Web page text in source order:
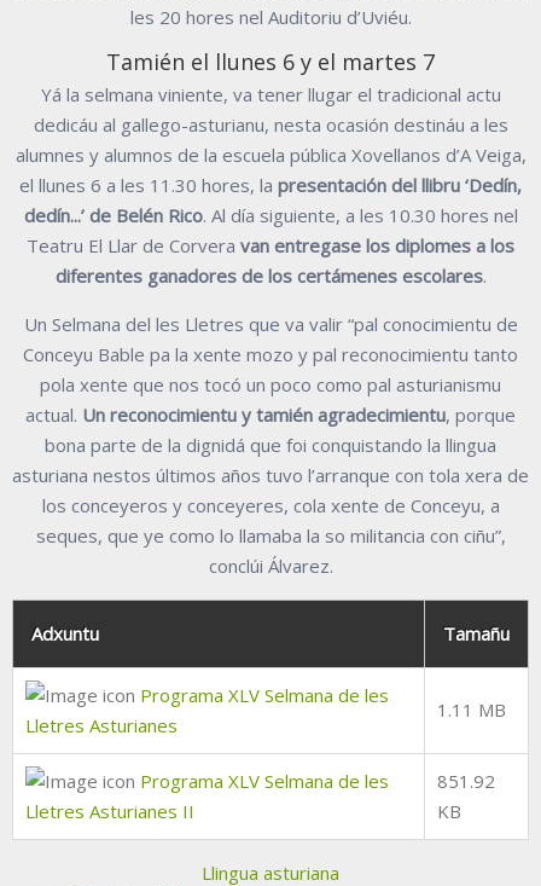
les 20 hores nel Auditoriu d’Uviéu.
Tamién el llunes 6 y el martes 7
Yá la selmana viniente, va tener llugar el tradicional actu
dedicáu al gallego-asturianu, nesta ocasión destináu a les
alumnes y alumnos de la escuela pública Xovellanos d’A Veiga,
el llunes 6 a les 11.30 hores, la presentación del llibru ‘Dedín,
dedín...’ de Belén Rico. Al día siguiente, a les 10.30 hores nel
Teatru El Llar de Corvera van entregase los diplomes a los
diferentes ganadores de los certámenes escolares.
Un Selmana del les Lletres que va valir “pal conocimientu de
Conceyu Bable pa la xente mozo y pal reconocimientu tanto
pola xente que nos tocó un poco como pal asturianismu
actual. Un reconocimientu y tamién agradecimientu, porque
bona parte de la dignidá que foi conquistando la llingua
asturiana nestos últimos años tuvo l’arranque con tola xera de
los conceyeros y conceyeres, cola xente de Conceyu, a
seques, que ye como lo llamaba la so militancia con ciñu”,
conclúi Álvarez.
Adxuntu Tamañu
Programa XLV Selmana de les
Lletres Asturianes
1.11 MB
Programa XLV Selmana de les
Lletres Asturianes II
851.92
KB
Llingua asturiana